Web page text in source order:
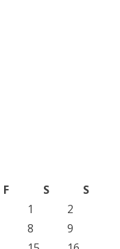
F S
S
1
2
8
9